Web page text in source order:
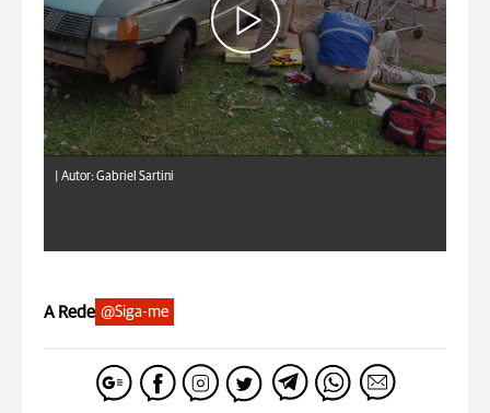
Autor: Gabriel Sartini
A Rede @Siga-me